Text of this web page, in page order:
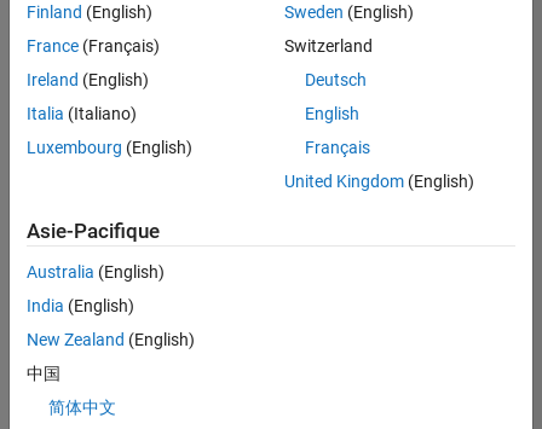
n’ont
pas
été
traduites.
Effectuez
lieu
pour
l’ensemble
des
opportunités
votre
Finland (English)
France (Français)
Ireland (English)
Italia (Italiano)
Luxembourg (English)
Sweden (English)
Switzerland
Deutsch
English
Français
United Kingdom(English)
Asie-Pacifique
Australia (English)
India (English)
New Zealand (English)
中国
简体中文